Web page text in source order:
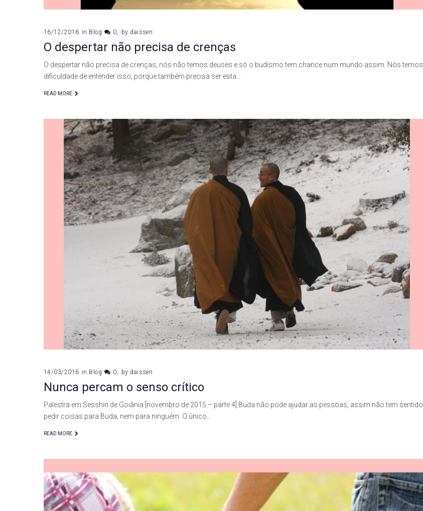
16/12/2016 in Blog 0 by daissen
O despertar não precisa de crenças
O despertar não precisa de crenças, nós não temos deuses e só o budismo tem chance num mundo assim. Nós temos
dificuldade de entender isso, porque também precisa ser esta…
READ MORE
14/03/2016 in Blog 0 by daissen
Nunca percam o senso crítico
Palestra em Sesshin de Goiânia [novembro de 2015 – parte 4] Buda não pode ajudar as pessoas, assim não tem sentido
pedir coisas para Buda, nem para ninguém. O único…
READ MORE